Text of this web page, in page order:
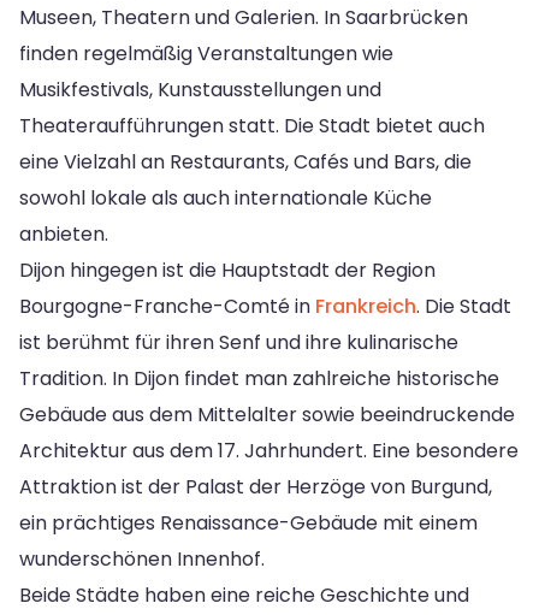
Museen, Theatern und Galerien. In Saarbrücken
finden regelmäßig Veranstaltungen wie
Musikfestivals, Kunstausstellungen und
Theateraufführungen statt. Die Stadt bietet auch
eine Vielzahl an Restaurants, Cafés und Bars, die
sowohl lokale als auch internationale Küche
anbieten.
Dijon hingegen ist die Hauptstadt der Region
Bourgogne-Franche-Comté in Frankreich. Die Stadt
ist berühmt für ihren Senf und ihre kulinarische
Tradition. In Dijon findet man zahlreiche historische
Gebäude aus dem Mittelalter sowie beeindruckende
Architektur aus dem 17. Jahrhundert. Eine besondere
Attraktion ist der Palast der Herzöge von Burgund,
ein prächtiges Renaissance-Gebäude mit einem
wunderschönen Innenhof.
Beide Städte haben eine reiche Geschichte und